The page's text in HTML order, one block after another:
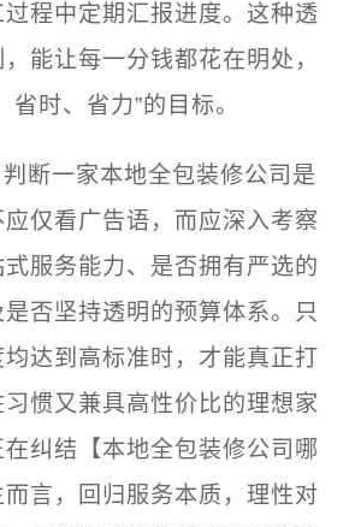
程中定期汇报进度。这种透
能让每一分钱都花在明处，
省时、省力”的目标。
断一家本地全包装修公司是
仅看广告语，而应深入考察
服务能力、是否拥有严选的
否坚持透明的预算体系。只
达到高标准时，才能真正打
惯又兼具高性价比的理想家
纠结【本地全包装修公司哪
言，回归服务本质，理性对